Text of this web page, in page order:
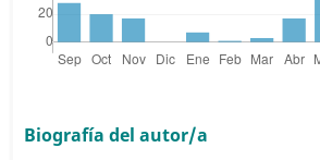
Biografía del autor/a